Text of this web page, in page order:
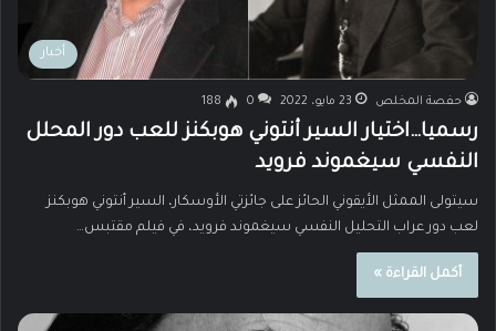
أخبار
حفصة المخلص 23 مايو، 2022 0
188
رسميا…اختيار السير أنتوني هوبكنز للعب دور المحلل
النفسي سيغموند فرويد
سيتولى الممثل الأيقوني الحائز على جائزتي الأوسكار، السير أنتوني هوبكنز
لعب دور عراب التحليل النفسي سيغموند فرويد، في فيلم مقتبس…
أكمل القراءة »